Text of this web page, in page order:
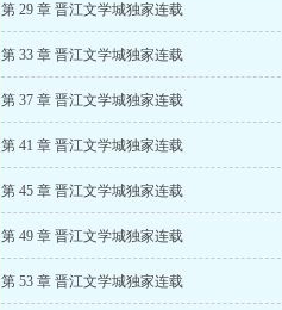
第 29 章 晋江文学城独家连载
第 33 章 晋江文学城独家连载
第 37 章 晋江文学城独家连载
第 41 章 晋江文学城独家连载
第 45 章 晋江文学城独家连载
第 49 章 晋江文学城独家连载
第 53 章 晋江文学城独家连载